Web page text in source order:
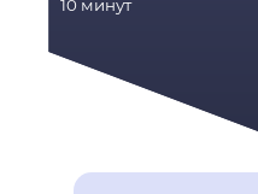
10 минут